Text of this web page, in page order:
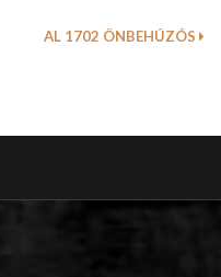
AL 1702 ÖNBEHÚZÓS